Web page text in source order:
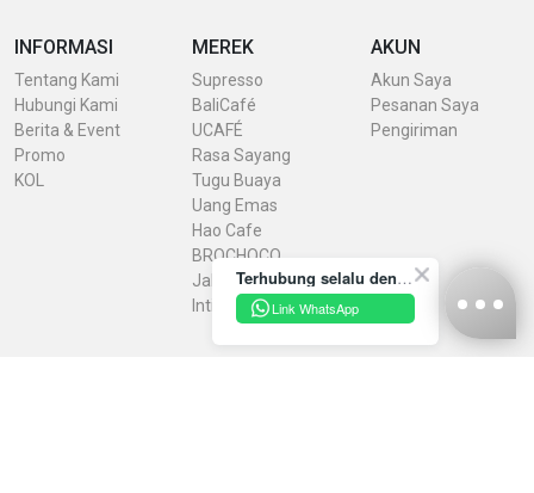
INFORMASI
Tentang Kami
Hubungi Kami
Berita & Event
Promo
KOL
MEREK
Supresso
BaliCafé
UCAFÉ
Rasa Sayang
Tugu Buaya
Uang Emas
Hao Cafe
BROCHOCO
Jaheku
IntiRasa
AKUN
Akun Saya
Pesanan Saya
Pengiriman
Terhubung selalu dengan INDRACO Store melalui akun resmi kami yuk!
Link WhatsApp